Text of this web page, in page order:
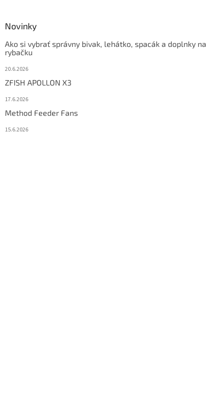
Novinky
Ako si vybrať správny bivak, lehátko, spacák a doplnky na
rybačku
20.6.2026
ZFISH APOLLON X3
17.6.2026
Method Feeder Fans
15.6.2026